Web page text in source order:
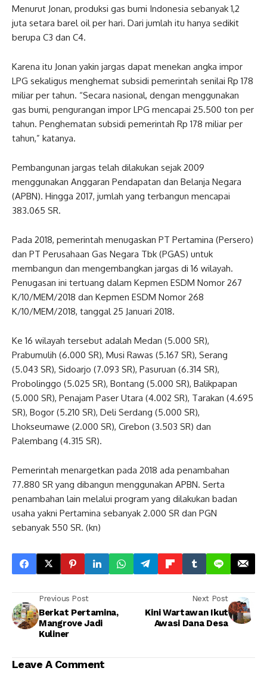
Menurut Jonan, produksi gas bumi Indonesia sebanyak 1,2
juta setara barel oil per hari. Dari jumlah itu hanya sedikit
berupa C3 dan C4.
Karena itu Jonan yakin jargas dapat menekan angka impor
LPG sekaligus menghemat subsidi pemerintah senilai Rp 178
miliar per tahun. “Secara nasional, dengan menggunakan
gas bumi, pengurangan impor LPG mencapai 25.500 ton per
tahun. Penghematan subsidi pemerintah Rp 178 miliar per
tahun,” katanya.
Pembangunan jargas telah dilakukan sejak 2009
menggunakan Anggaran Pendapatan dan Belanja Negara
(APBN). Hingga 2017, jumlah yang terbangun mencapai
383.065 SR.
Pada 2018, pemerintah menugaskan PT Pertamina (Persero)
dan PT Perusahaan Gas Negara Tbk (PGAS) untuk
membangun dan mengembangkan jargas di 16 wilayah.
Penugasan ini tertuang dalam Kepmen ESDM Nomor 267
K/10/MEM/2018 dan Kepmen ESDM Nomor 268
K/10/MEM/2018, tanggal 25 Januari 2018.
Ke 16 wilayah tersebut adalah Medan (5.000 SR),
Prabumulih (6.000 SR), Musi Rawas (5.167 SR), Serang
(5.043 SR), Sidoarjo (7.093 SR), Pasuruan (6.314 SR),
Probolinggo (5.025 SR), Bontang (5.000 SR), Balikpapan
(5.000 SR), Penajam Paser Utara (4.002 SR), Tarakan (4.695
SR), Bogor (5.210 SR), Deli Serdang (5.000 SR),
Lhokseumawe (2.000 SR), Cirebon (3.503 SR) dan
Palembang (4.315 SR).
Pemerintah menargetkan pada 2018 ada penambahan
77.880 SR yang dibangun menggunakan APBN. Serta
penambahan lain melalui program yang dilakukan badan
usaha yakni Pertamina sebanyak 2.000 SR dan PGN
sebanyak 550 SR. (kn)
Previous Post
Berkat Pertamina,
Mangrove Jadi
Kuliner
Next Post
Kini Wartawan Ikut
Awasi Dana Desa
Leave A Comment